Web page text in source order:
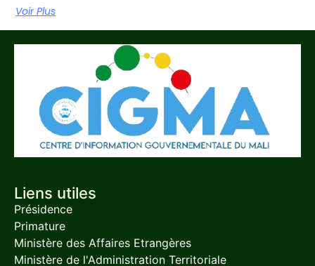
Voir Plus
Liens utiles
Présidence
Primature
Ministère des Affaires Etrangères
Ministère de l'Administration Territoriale